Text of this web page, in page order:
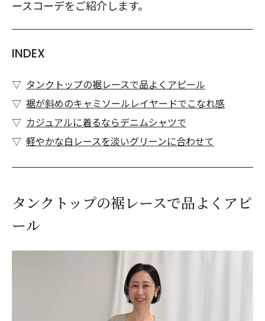
ースコーデをご紹介します。
INDEX
タンクトップの裾レースで品よくアピール
裾が斜めのキャミソールレイヤードでこなれ感
カジュアルに着るならデニムシャツで
軽やかな白レースを淡いグリーンに合わせて
タンクトップの裾レースで品よくアピ
ール